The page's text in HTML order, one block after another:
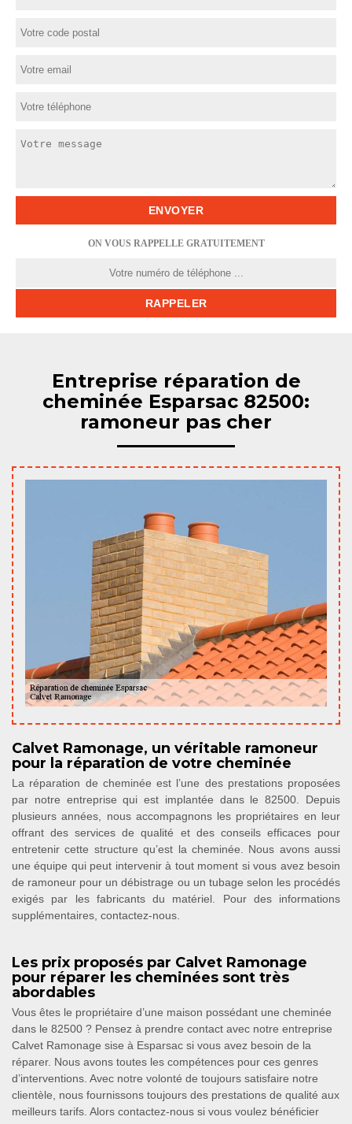
ON VOUS RAPPELLE GRATUITEMENT
Entreprise réparation de
cheminée Esparsac 82500:
ramoneur pas cher
Calvet Ramonage, un véritable ramoneur
pour la réparation de votre cheminée
La réparation de cheminée est l’une des prestations proposées
par notre entreprise qui est implantée dans le 82500. Depuis
plusieurs années, nous accompagnons les propriétaires en leur
offrant des services de qualité et des conseils efficaces pour
entretenir cette structure qu’est la cheminée. Nous avons aussi
une équipe qui peut intervenir à tout moment si vous avez besoin
de ramoneur pour un débistrage ou un tubage selon les procédés
exigés par les fabricants du matériel. Pour des informations
supplémentaires, contactez-nous.
Les prix proposés par Calvet Ramonage
pour réparer les cheminées sont très
abordables
Vous êtes le propriétaire d’une maison possédant une cheminée
dans le 82500 ? Pensez à prendre contact avec notre entreprise
Calvet Ramonage sise à Esparsac si vous avez besoin de la
réparer. Nous avons toutes les compétences pour ces genres
d’interventions. Avec notre volonté de toujours satisfaire notre
clientèle, nous fournissons toujours des prestations de qualité aux
meilleurs tarifs. Alors contactez-nous si vous voulez bénéficier